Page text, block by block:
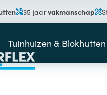
35 jaarvakmanschap
Tuinhuizen & Blokhutten